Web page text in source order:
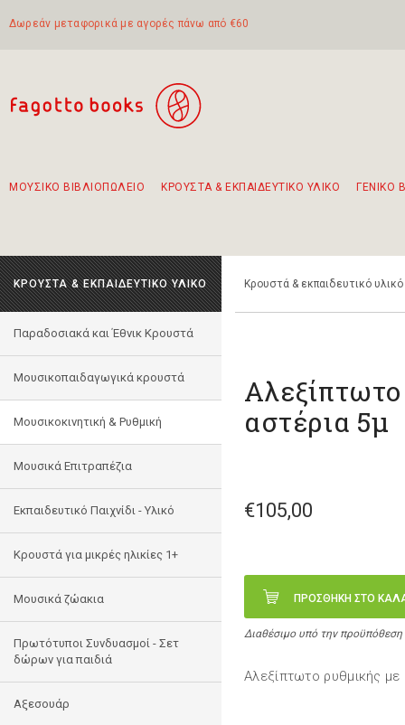
Δωρεάν μεταφορικά με αγορές πάνω από €60
ΜΟΥΣΙΚΟ ΒΙΒΛΙΟΠΩΛΕΙΟ ΚΡΟΥΣΤΑ & ΕΚΠΑΙΔΕΥΤΙΚΟ ΥΛΙΚΟ ΓΕΝΙΚΟ
ΚΡΟΥΣΤΑ & ΕΚΠΑΙΔΕΥΤΙΚΟ ΥΛΙΚΟ
Παραδοσιακά και Έθνικ Κρουστά
Μουσικοπαιδαγωγικά κρουστά
Μουσικοκινητική & Ρυθμική
Μουσικά Επιτραπέζια
Εκπαιδευτικό Παιχνίδι - Υλικό
Κρουστά για μικρές ηλικίες 1+
Mουσικά ζώακια
Πρωτότυποι Συνδυασμοί - Σετ
δώρων για παιδιά
Αξεσουάρ
Κρουστά & εκπαιδευτικό υλικό
αστέρια 5μ
€105,00
ΠΡΟΣΘΗΚΗ ΣΤΟ
Διαθέσιμο υπό την
Αλεξίπτωτο ρυθμικής με